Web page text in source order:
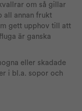
om så gillar
all annan frukt
gett upphov till att
är ganska
eller skadade
i bl.a. sopor och